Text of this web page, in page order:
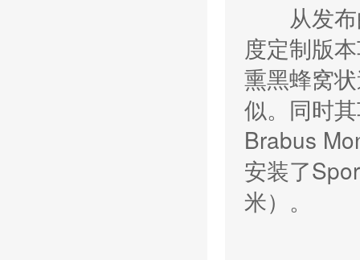
从发布
度定制版
熏黑蜂窝
似。同时
Brabus
安装了
米）。